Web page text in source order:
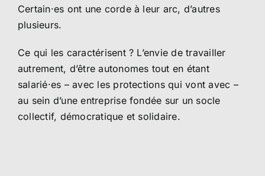
Certain·es ont une corde à leur arc, d’autres
plusieurs.
Ce qui les caractérisent ? L’envie de travailler
autrement, d’être autonomes tout en étant
salarié·es – avec les protections qui vont avec –
au sein d’une entreprise fondée sur un socle
collectif, démocratique et solidaire.